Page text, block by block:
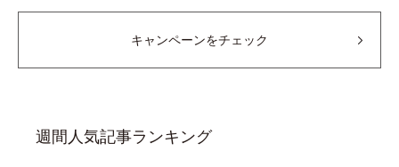
キャンペーンをチェック
週間人気記事ランキング